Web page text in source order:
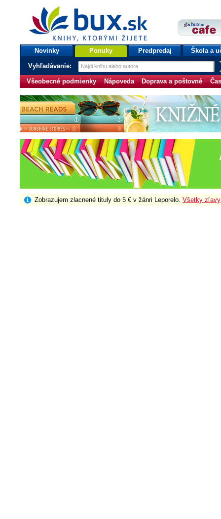
bux.sk
knihy, ktorými žijete
Úvodná stránka
Novinky Ponuky Predpredaj Škola a
Vyhľadávanie:
Všeobecné podmienky Nápoveda Doprava a poštovné
Zobrazujem zlacnené tituly do 5 € v žánri Leporelo. Všetky zľavy